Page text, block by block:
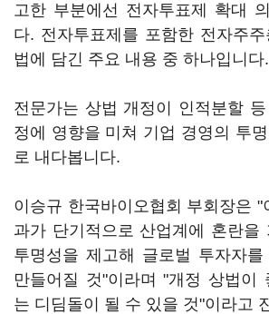
고한 부분에선 전자투표제 확대
다. 전자투표제를 포함한 전자주
법에 담긴 주요 내용 중 하나입니다.
전문가는 상법 개정이 인적분할
정에 영향을 미쳐 기업 경영의 투
로 내다봅니다.
이승규 한국바이오협회 부회장은 "
과가 단기적으로 산업계에 혼란을
투명성을 제고해 글로벌 투자자
만들어질 것"이라며 "개정 상법이
는 디딤돌이 될 수 있을 것"이라고